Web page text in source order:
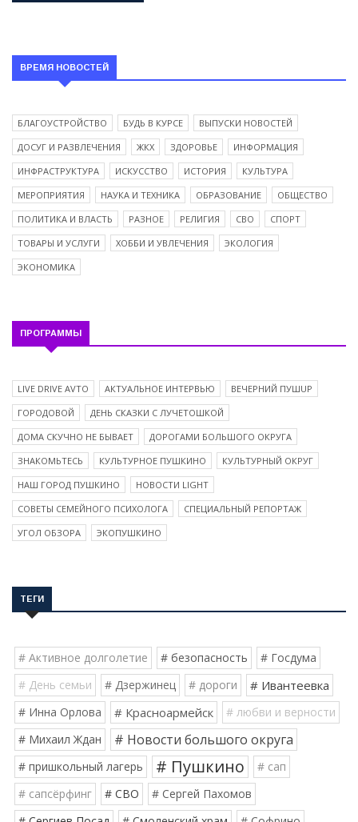
ВРЕМЯ НОВОСТЕЙ
БЛАГОУСТРОЙСТВО БУДЬ В КУРСЕ
ВЫПУСКИ НОВОСТЕЙ
ДОСУГ И РАЗВЛЕЧЕНИЯ
ЖКХ ЗДОРОВЬЕ
ИНФОРМАЦИЯ
ИНФРАСТРУКТУРА
ИСКУССТВО ИСТОРИЯ
КУЛЬТУРА
МЕРОПРИЯТИЯ
НАУКА И ТЕХНИКА ОБРАЗОВАНИЕ
ОБЩЕСТВО
ПОЛИТИКА И ВЛАСТЬ
РАЗНОЕ РЕЛИГИЯ СВО
СПОРТ
ТОВАРЫ И УСЛУГИ
ХОББИ И УВЛЕЧЕНИЯ
ЭКОЛОГИЯ
ЭКОНОМИКА
ПРОГРАММЫ
LIVE DRIVE AVTO АКТУАЛЬНОЕ ИНТЕРВЬЮ
ВЕЧЕРНИЙ ПУШUP
ГОРОДОВОЙ
ДЕНЬ СКАЗКИ С ЛУЧЕТОШКОЙ
ДОМА СКУЧНО НЕ БЫВАЕТ
ДОРОГАМИ БОЛЬШОГО ОКРУГА
ЗНАКОМЬТЕСЬ
КУЛЬТУРНОЕ ПУШКИНО
КУЛЬТУРНЫЙ ОКРУГ
НАШ ГОРОД ПУШКИНО
НОВОСТИ LIGHT
СОВЕТЫ СЕМЕЙНОГО ПСИХОЛОГА
СПЕЦИАЛЬНЫЙ РЕПОРТАЖ
УГОЛ ОБЗОРА
ЭКОПУШКИНО
ТЕГИ
# Активное долголетие # безопасность
# Госдума
# День семьи
# Дзержинец # дороги # Ивантеевка
# Инна Орлова # Красноармейск
# любви и верности
# Михаил Ждан
# Новости большого округа
# пришкольный лагерь # Пушкино
# сап
# сапсёрфинг
# СВО
# Сергей Пахомов